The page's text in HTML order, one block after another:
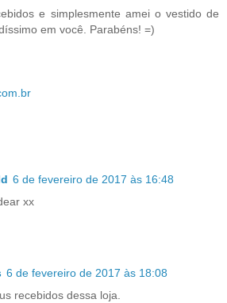
e simplesmente amei o vestido de
em você. Parabéns! =)
6 de fevereiro de 2017 às 16:48
xx
6 de fevereiro de 2017 às 18:08
recebidos dessa loja.